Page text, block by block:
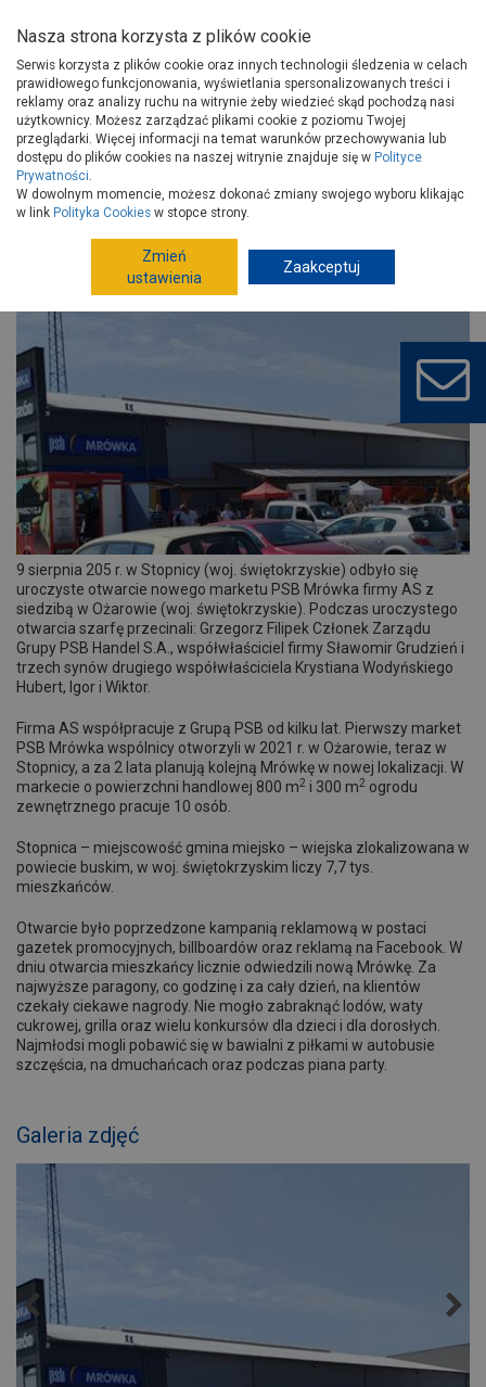
Otwarcie sklepu PSB Mrówka w
Stopnicy
2025-08-09, Aktualności
9 sierpnia 205 r. w Stopnicy (woj. świętokrzyskie) odbyło się
uroczyste otwarcie nowego marketu PSB Mrówka firmy AS z
siedzibą w Ożarowie (woj. świętokrzyskie). Podczas uroczystego
otwarcia szarfę przecinali: Grzegorz Filipek Członek Zarządu
Grupy PSB Handel S.A., współwłaściciel firmy Sławomir Grudzień i
trzech synów drugiego współwłaściciela Krystiana Wodyńskiego
Hubert, Igor i Wiktor.
Firma AS współpracuje z Grupą PSB od kilku lat. Pierwszy market
PSB Mrówka wspólnicy otworzyli w 2021 r. w Ożarowie, teraz w
Stopnicy, a za 2 lata planują kolejną Mrówkę w nowej lokalizacji. W
markecie o powierzchni handlowej 800 m2 i 300 m2 ogrodu
zewnętrznego pracuje 10 osób.
Stopnica – miejscowość gmina miejsko – wiejska zlokalizowana w
powiecie buskim, w woj. świętokrzyskim liczy 7,7 tys.
mieszkańców.
Otwarcie było poprzedzone kampanią reklamową w postaci
gazetek promocyjnych, billboardów oraz reklamą na Facebook. W
dniu otwarcia mieszkańcy licznie odwiedzili nową Mrówkę. Za
najwyższe paragony, co godzinę i za cały dzień, na klientów
czekały ciekawe nagrody. Nie mogło zabraknąć lodów, waty
cukrowej, grilla oraz wielu konkursów dla dzieci i dla dorosłych.
Najmłodsi mogli pobawić się w bawialni z piłkami w autobusie
szczęścia, na dmuchańcach oraz podczas piana party.
Galeria zdjęć
Nasza strona korzysta z plików cookie
Serwis korzysta z plików cookie oraz innych technologii śledzenia w celach
prawidłowego funkcjonowania, wyświetlania spersonalizowanych treści i
reklamy oraz analizy ruchu na witrynie żeby wiedzieć skąd pochodzą nasi
użytkownicy. Możesz zarządzać plikami cookie z poziomu Twojej
przeglądarki. Więcej informacji na temat warunków przechowywania lub
dostępu do plików cookies na naszej witrynie znajduje się w Polityce
Prywatności.
W dowolnym momencie, możesz dokonać zmiany swojego wyboru klikając
w link Polityka Cookies w stopce strony.
Zmień
ustawienia
Zaakceptuj